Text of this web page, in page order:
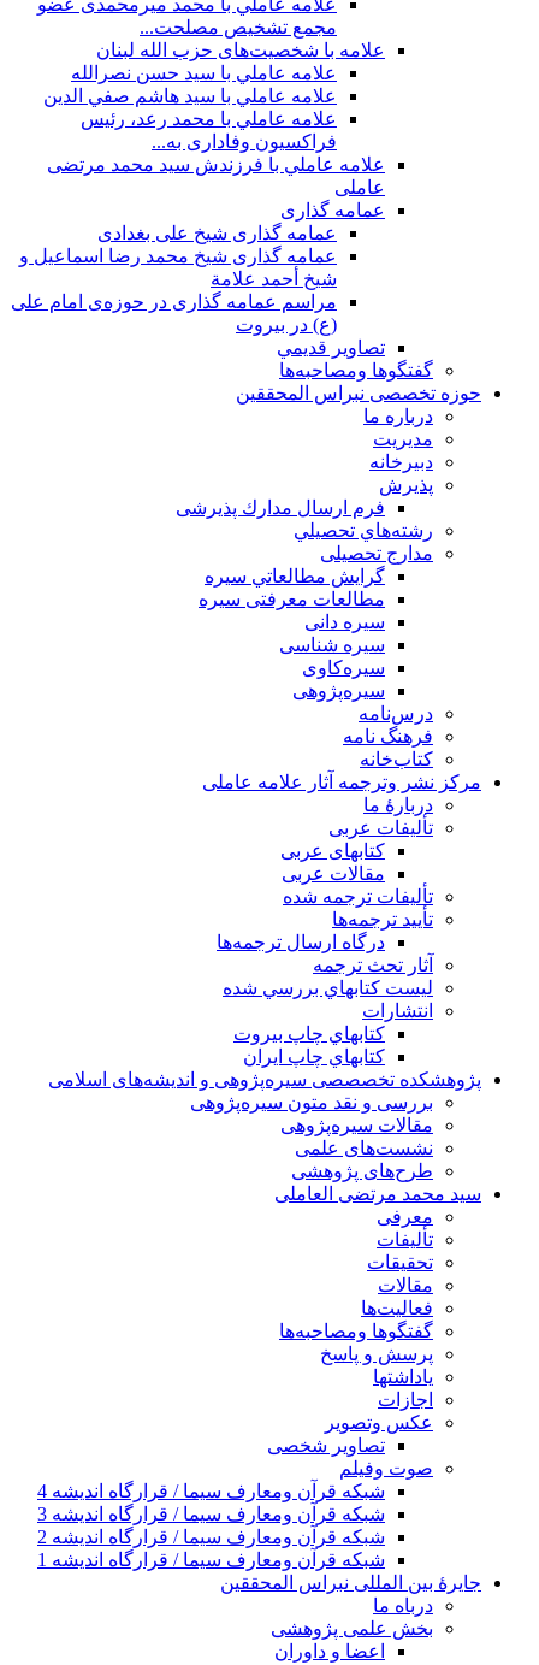
مجمع تشخیص مصلحت...
علامه با شخصیت‌های حزب الله لبنان
علامه عاملي با سيد حسن نصرالله
علامه عاملي با سيد هاشم صفي الدين
علامه عاملي با محمد رعد، رئیس
فراکسیون وفاداری به...
علامه عاملي با فرزندش سید محمد مرتضی
عاملی
عمامه گذاری
عمامه گذاری شیخ علی بغدادی
عمامه گذاری شيخ محمد رضا اسماعيل و
شيخ أحمد علامة
مراسم عمامه گذاری در حوزه‌ی امام علی
(ع) در بیروت
تصاویر قديمي
گفتگوها ومصاحبه‌ها
حوزه تخصصی نبراس المحققین
درباره ما
مديريت
دبيرخانه
پذيرش
فرم ارسال مدارك پذيرشى
رشته‌هاي تحصيلي
مدارج تحصیلی
گرايش مطالعاتي سیره
مطالعات معرفتی سیره
سیره دانی
سیره شناسی
سیره‌کاوی
سیره‌پژوهی
درس‌نامه
فرهنگ نامه
کتاب‌خانه
مركز نشر وترجمه آثار علامه عاملی
دربارهٔ ما
تألیفات عربی
کتابهای عربی
مقالات عربی
تألیفات ترجمه شده
تأیید ترجمه‌ها
درگاه ارسال ترجمه‌ها
آثار تحث ترجمه
ليست كتابهاي بررسي شده
انتشارات
كتابهاي چاپ بيروت
كتابهاي چاپ ايران
پژوهشكده تخصصصى سیره‌پژوهی و اندیشه‌های اسلامی
بررسی و نقد متون سیره‌پژوهی
مقالات سيره‌پژوهى
نشست‌های علمی
طرح‌های پژوهشی
سید محمد مرتضی العاملی
معرفی
تألیفات
تحقیقات
مقالات
فعالیت‌ها
گفتگوها ومصاحبه‌ها
پرسش و پاسخ
یاداشتها
اجازات
عكس وتصوير
تصاوير شخصى
صوت وفیلم
شبكه قرآن ومعارف سيما / قرارگاه انديشه 4
شبكه قرآن ومعارف سيما / قرارگاه انديشه 3
شبكه قرآن ومعارف سيما / قرارگاه انديشه 2
شبكه قرآن ومعارف سيما / قرارگاه انديشه 1
جايرهٔ بین المللی نبراس المحققین
درباه ما
بخش علمی پژوهشی
اعضا و داوران